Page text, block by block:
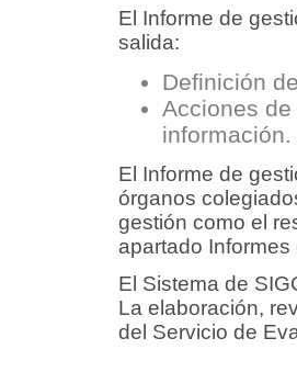
El Informe de
salida:
Definición
Acciones
información.
El Informe de
órganos
gestión como el
apartado
El Sistema de
La elaboración,
del Servicio de